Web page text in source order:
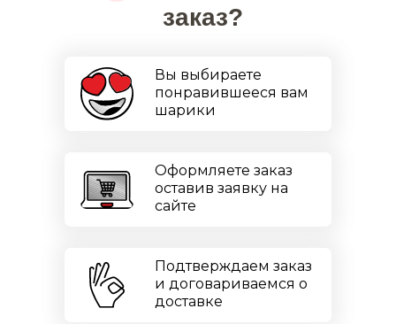
заказ?
Оформляете заказ
оставив заявку на
сайте
Подтверждаем заказ
и договариваемся о
доставке
Вы выбираете
понравившееся вам
шарики